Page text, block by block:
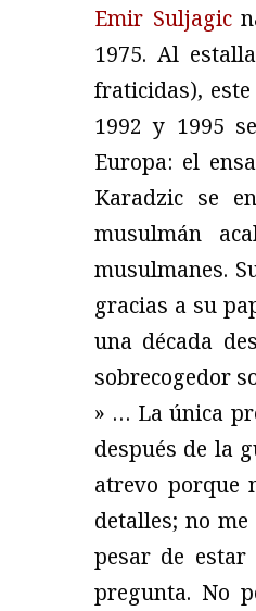
Emir Suljagic
1975. Al
fraticidas),
1992 y 1995
Europa: el
Karadzic se
musulmán
musulmanes.
gracias a su
una década
sobrecogedor
» … La única
después de la
atrevo porque
detalles; no
pesar de estar
pregunta. No